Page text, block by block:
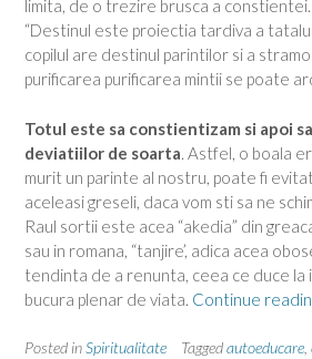
limita, de o trezire brusca a
“Destinul este proiectia tardiva a
copilul are destinul parintilor si a
purificarea purificarea mintii se poate
Totul este sa constientizam si apoi
deviatiilor de soarta . Astfel, o boala
murit un parinte al nostru, poate fi
aceleasi greseli, daca vom sti sa ne
Raul sortii este acea “akedia” din
sau in romana, “tanjire’, adica acea
tendinta de a renunta, ceea ce duce la
bucura plenar de viata. Continue
Posted inSpiritualitate Taggedautoeducare